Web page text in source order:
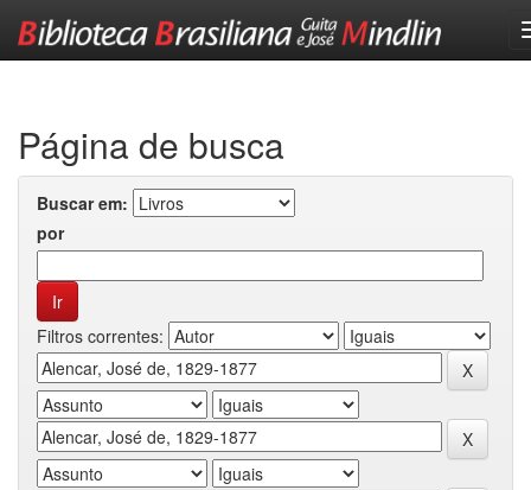
Página de busca
Buscar em:
por
Filtros correntes: